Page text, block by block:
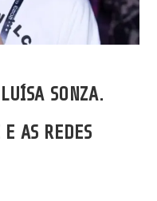
SONZA.
E AS REDES